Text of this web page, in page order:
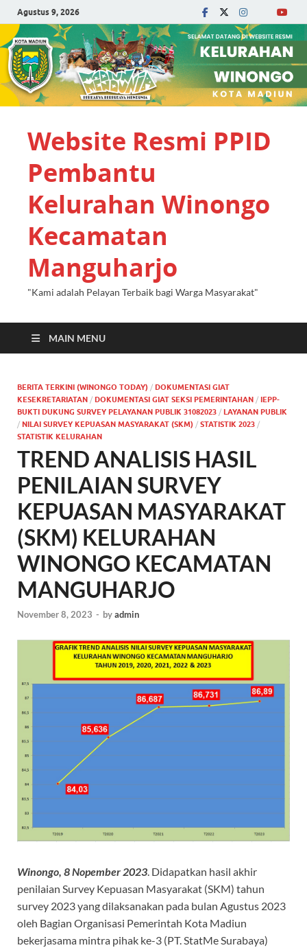
Agustus 9, 2026
Website Resmi PPID
Pembantu
Kelurahan Winongo
Kecamatan
Manguharjo
"Kami adalah Pelayan Terbaik bagi Warga Masyarakat"
MAIN MENU
BERITA TERKINI (WINONGO TODAY) / DOKUMENTASI GIAT
KESEKRETARIATAN / DOKUMENTASI GIAT SEKSI PEMERINTAHAN / IEPP-
BUKTI DUKUNG SURVEY PELAYANAN PUBLIK 31082023 / LAYANAN PUBLIK
/ NILAI SURVEY KEPUASAN MASYARAKAT (SKM) / STATISTIK 2023 /
STATISTIK KELURAHAN
TREND ANALISIS HASIL
PENILAIAN SURVEY
KEPUASAN MASYARAKAT
(SKM) KELURAHAN
WINONGO KECAMATAN
MANGUHARJO
November 8, 2023 - byadmin
Winongo, 8 Nopember 2023. Didapatkan hasil akhir
penilaian Survey Kepuasan Masyarakat (SKM) tahun
survey 2023 yang dilaksanakan pada bulan Agustus 2023
oleh Bagian Organisasi Pemerintah Kota Madiun
bekerjasama mintra pihak ke-3 (PT. StatMe Surabaya)